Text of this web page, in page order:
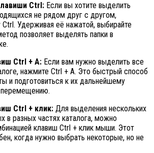
Ctrl: Если вы хотите выделить
не рядом друг с другом,
Ctrl. Удерживая её нажатой, выбирайте
позволяет выделять папки в
Ctrl + A: Если вам нужно выделить все
нажмите Ctrl + A. Это быстрый способ
и подготовиться к их дальнейшему
перемещению.
Ctrl + клик: Для выделения нескольких
в разных частях каталога, можно
клавиш Ctrl + клик мыши. Этот
когда нужно выбрать некоторые, но не